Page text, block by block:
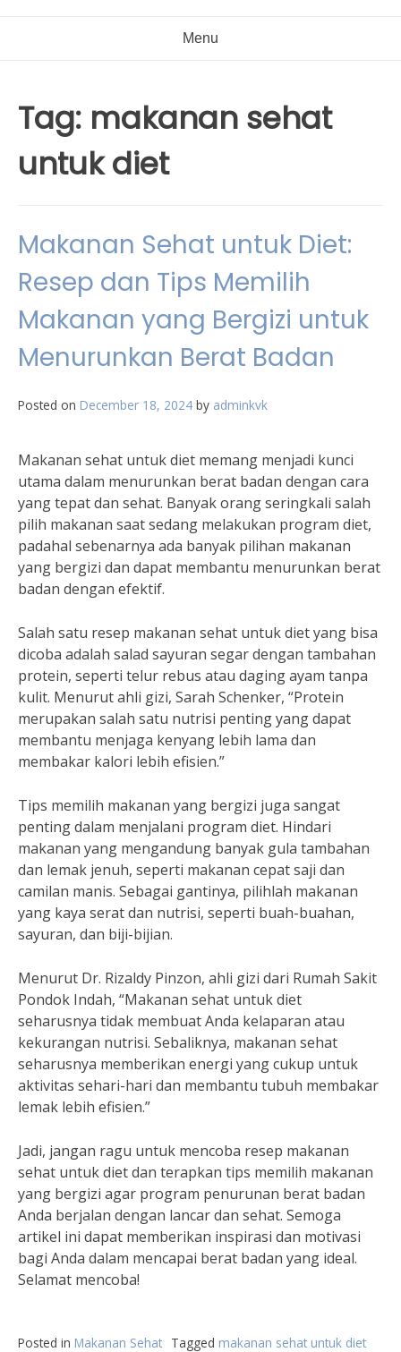
Menu
Tag: makanan sehat
untuk diet
Makanan Sehat untuk Diet:
Resep dan Tips Memilih
Makanan yang Bergizi untuk
Menurunkan Berat Badan
Posted on December 18, 2024 by adminkvk
Makanan sehat untuk diet memang menjadi kunci
utama dalam menurunkan berat badan dengan cara
yang tepat dan sehat. Banyak orang seringkali salah
pilih makanan saat sedang melakukan program diet,
padahal sebenarnya ada banyak pilihan makanan
yang bergizi dan dapat membantu menurunkan berat
badan dengan efektif.
Salah satu resep makanan sehat untuk diet yang bisa
dicoba adalah salad sayuran segar dengan tambahan
protein, seperti telur rebus atau daging ayam tanpa
kulit. Menurut ahli gizi, Sarah Schenker, “Protein
merupakan salah satu nutrisi penting yang dapat
membantu menjaga kenyang lebih lama dan
membakar kalori lebih efisien.”
Tips memilih makanan yang bergizi juga sangat
penting dalam menjalani program diet. Hindari
makanan yang mengandung banyak gula tambahan
dan lemak jenuh, seperti makanan cepat saji dan
camilan manis. Sebagai gantinya, pilihlah makanan
yang kaya serat dan nutrisi, seperti buah-buahan,
sayuran, dan biji-bijian.
Menurut Dr. Rizaldy Pinzon, ahli gizi dari Rumah Sakit
Pondok Indah, “Makanan sehat untuk diet
seharusnya tidak membuat Anda kelaparan atau
kekurangan nutrisi. Sebaliknya, makanan sehat
seharusnya memberikan energi yang cukup untuk
aktivitas sehari-hari dan membantu tubuh membakar
lemak lebih efisien.”
Jadi, jangan ragu untuk mencoba resep makanan
sehat untuk diet dan terapkan tips memilih makanan
yang bergizi agar program penurunan berat badan
Anda berjalan dengan lancar dan sehat. Semoga
artikel ini dapat memberikan inspirasi dan motivasi
bagi Anda dalam mencapai berat badan yang ideal.
Selamat mencoba!
Posted in Makanan Sehat Tagged makanan sehat untuk diet